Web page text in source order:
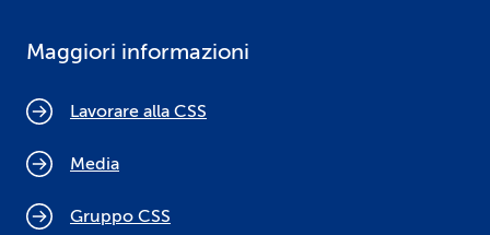
Maggiori informazioni
Lavorare alla CSS
Media
Gruppo CSS